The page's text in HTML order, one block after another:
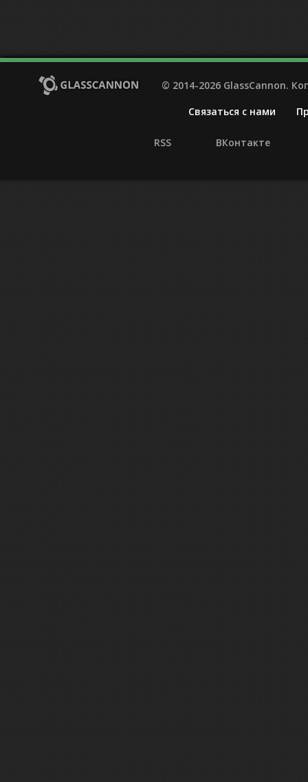
© 2014-2026 GlassCannon.
Связаться с нами
RSS ВКонтакте